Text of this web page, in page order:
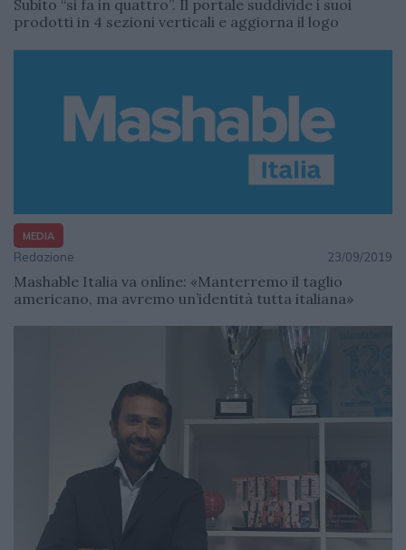
Subito “si fa in quattro”. Il portale suddivide i suoi
prodotti in 4 sezioni verticali e aggiorna il logo
MEDIA
Redazione 23/09/2019
Mashable Italia va online: «Manterremo il taglio
americano, ma avremo un’identità tutta italiana»